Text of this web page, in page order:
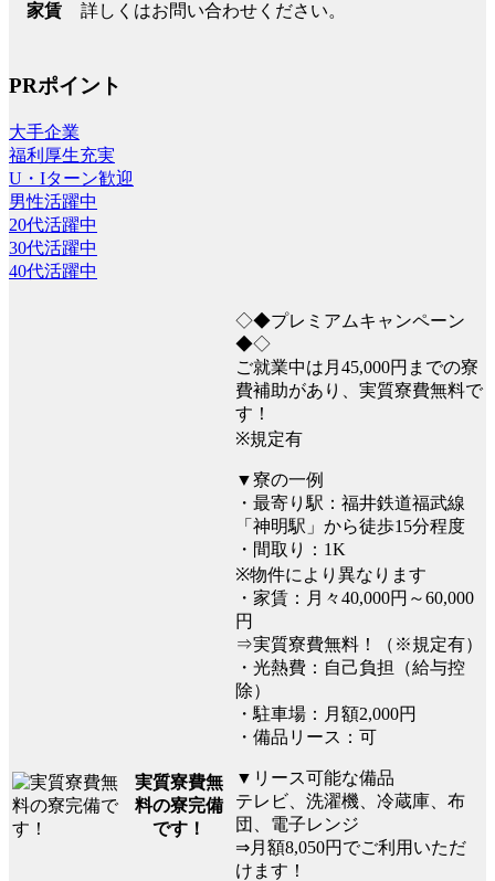
家賃 詳しくはお問い合わせください。
PRポイント
大手企業
福利厚生充実
U・Iターン歓迎
男性活躍中
20代活躍中
30代活躍中
40代活躍中
実質寮費無
料の寮完備
です！
◇◆プレミアムキャンペーン
◆◇
ご就業中は月45,000円までの寮
費補助があり、実質寮費無料で
す！
※規定有
▼寮の一例
・最寄り駅：福井鉄道福武線
「神明駅」から徒歩15分程度
・間取り：1K
※物件により異なります
・家賃：月々40,000円～60,000
円
⇒実質寮費無料！（※規定有）
・光熱費：自己負担（給与控
除）
・駐車場：月額2,000円
・備品リース：可
▼リース可能な備品
テレビ、洗濯機、冷蔵庫、布
団、電子レンジ
⇒月額8,050円でご利用いただ
けます！